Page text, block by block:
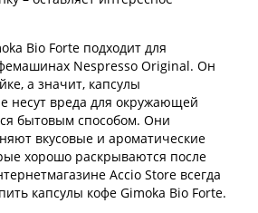
герметичные, сохраняют вкусовые
кофе, которые хорошо
В интернетмагазине
выбрать и купить капсулы кофе
ПОДХОДЯТ ДЛЯ